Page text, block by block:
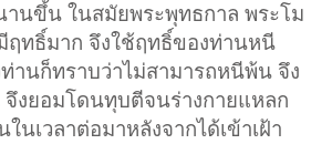
านขึ้น ในสมัยพระพุทธกาล พระโม
ฤทธิ์มาก จึงใช้ฤทธิ์ของท่านหนี
านก็ทราบว่าไม่สามารถหนีพ้น จึง
งยอมโดนทุบตีจนร่างกายแหลก
นเวลาต่อมาหลังจากได้เข้าเฝ้า